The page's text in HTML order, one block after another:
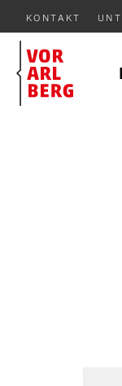
KONTAKT